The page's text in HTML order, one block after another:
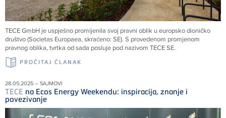
TECEGmbH je uspješno promijenila svoj pravni oblik u europsko dioničko
društvo (Societas Europaea, skraćeno: SE). S provedenom promjenom
pravnog oblika, tvrtka od sada posluje pod nazivom TECESE.
PROČITAJ ČLANAK
28.05.2025 – SAJMOVI
TECE na Ecos Energy Weekendu: inspiracija, znanje i
povezivanje